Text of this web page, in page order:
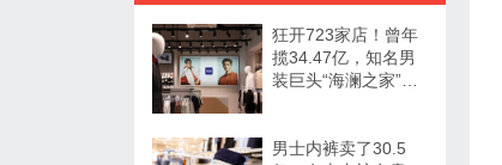
狂开723家店！曾年
揽34.47亿，知名男
装巨头“海澜之家”帮
男士内裤卖了30.5